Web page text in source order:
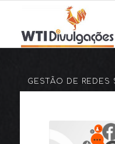
GESTÃO DE REDES